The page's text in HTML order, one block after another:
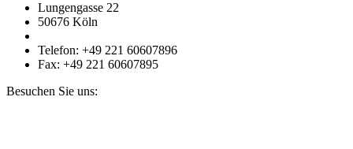
Lungengasse 22
50676 Köln
Telefon: +49 221 60607896
Fax: +49 221 60607895
Besuchen Sie uns: